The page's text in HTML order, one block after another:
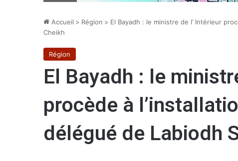
Accueil > Région > El Bayadh : le ministre de l’ Intérieur
Cheikh
Région
El Bayadh : le
procède à
délégué de Labiodh